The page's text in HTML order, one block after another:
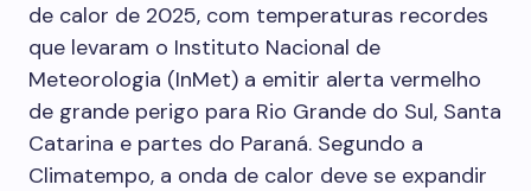
de calor de 2025, com temperaturas recordes
que levaram o Instituto Nacional de
Meteorologia (InMet) a emitir alerta vermelho
de grande perigo para Rio Grande do Sul, Santa
Catarina e partes do Paraná. Segundo a
Climatempo, a onda de calor deve se expandir